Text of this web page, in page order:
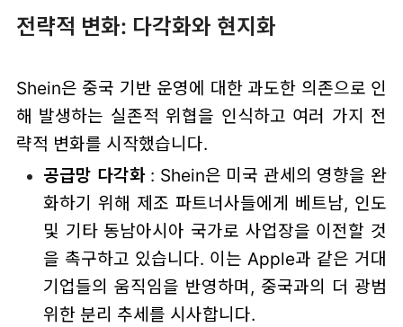
전략적 변화: 다각화와 현지화
Shein은 중국 기반 운영에 대한 과도한 의존으로 인
해 발생하는 실존적 위협을 인식하고 여러 가지 전
략적 변화를 시작했습니다.
공급망 다각화: Shein은 미국 관세의 영향을 완
화하기 위해 제조 파트너사들에게 베트남, 인도
및 기타 동남아시아 국가로 사업장을 이전할 것
을 촉구하고 있습니다. 이는 Apple과 같은 거대
기업들의 움직임을 반영하며, 중국과의 더 광범
위한 분리 추세를 시사합니다.